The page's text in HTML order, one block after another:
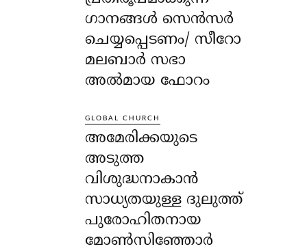
ഗാനങ്ങൾ സെൻസർ
ചെയ്യപ്പെടണം/ സീറോ
മലബാർ സഭാ
അൽമായ ഫോറം
GLOBAL CHURCH
അമേരിക്കയുടെ
അടുത്ത
വിശുദ്ധനാകാൻ
സാധ്യതയുള്ള ദുലുത്ത്
പുരോഹിതനായ
മോൺസിഞ്ഞോർ